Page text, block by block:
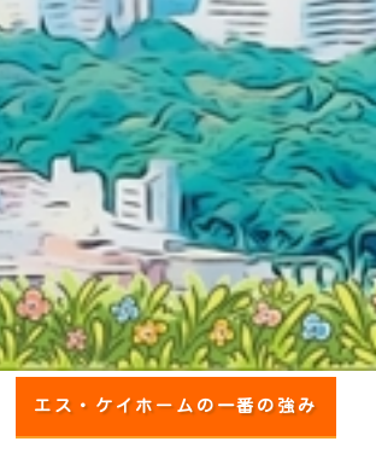
エス・ケイホームの一番の強み